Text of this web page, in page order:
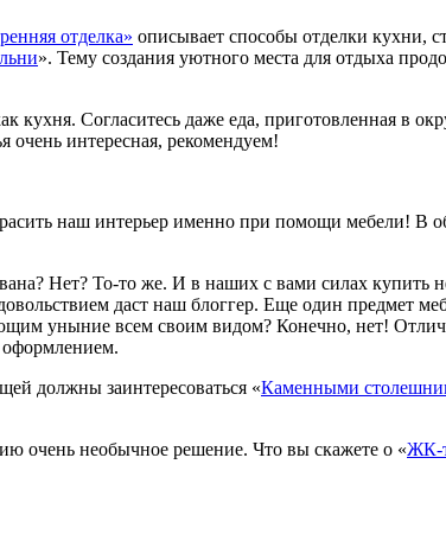
отделка» описывает способы отделки кухни,
». Тему создания уютного места для отдыха
кухня. Согласитесь даже еда, приготовленная в
очень интересная, рекомендуем!
наш интерьер именно при помощи мебели! В
Нет? То-то же. И в наших с вами силах
даст наш блоггер. Еще один предмет
уныние всем своим видом? Конечно, нет!
должны заинтересоваться «Каменными
очень необычное решение. Что вы скажете о «ЖК-